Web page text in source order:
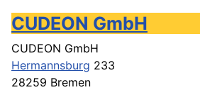
CUDEON GmbH
CUDEON GmbH
Hermannsburg 233
28259 Bremen